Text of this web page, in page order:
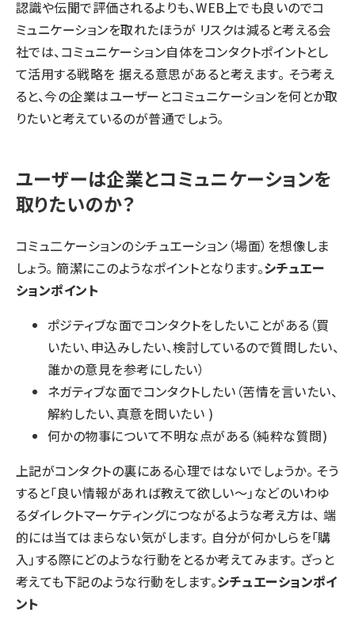
認識や伝聞で評価されるよりも、WEB上でも良いのでコ
ミュニケーションを取れたほうが リスクは減ると考える会
社では、コミュニケーション自体をコンタクトポイントとし
て活用する戦略を 据える意思があると考えます。 そう考え
ると、今の企業はユーザーとコミュニケーションを何とか取
りたいと考えているのが普通でしょう。
ユーザーは企業とコミュニケーションを
取りたいのか？
コミュ二ケーションのシチュエーション（場面）を想像しま
しょう。 簡潔にこのようなポイントとなります。シチュエー
ションポイント
ポジティブな面でコンタクトをしたいことがある（買
いたい、申込みしたい、検討しているので質問したい、
誰かの意見を参考にしたい）
ネガティブな面でコンタクトしたい（苦情を言いたい、
解約したい、真意を問いたい )
何かの物事について不明な点がある（純粋な質問)
上記がコンタクトの裏にある心理ではないでしょうか。 そう
すると「良い情報があれば教えて欲しい～」などのいわゆ
るダイレクトマーケティングにつながるような考え方は、 端
的には当てはまらない気がします。 自分が何かしらを「購
入」する際にどのような行動をとるか考えてみます。 ざっと
考えても下記のような行動をします。シチュエーションポイ
ント